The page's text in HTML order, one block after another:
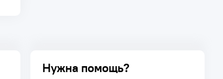
Нужна помощь?